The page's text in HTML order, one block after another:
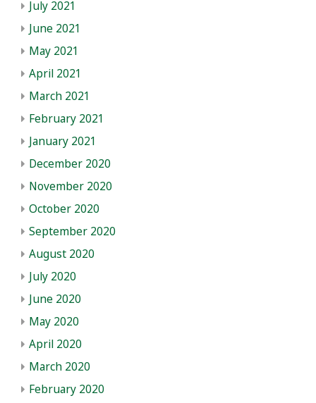
July 2021
June 2021
May 2021
April 2021
March 2021
February 2021
January 2021
December 2020
November 2020
October 2020
September 2020
August 2020
July 2020
June 2020
May 2020
April 2020
March 2020
February 2020